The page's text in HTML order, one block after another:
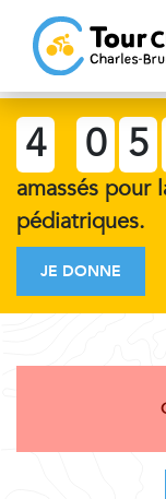
4 0 5
amassés pour
pédiatriques.
JE DONNE